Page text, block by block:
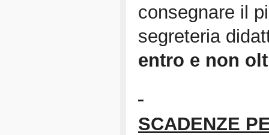
consegnare il
segreteria
entro e non
SCADENZE